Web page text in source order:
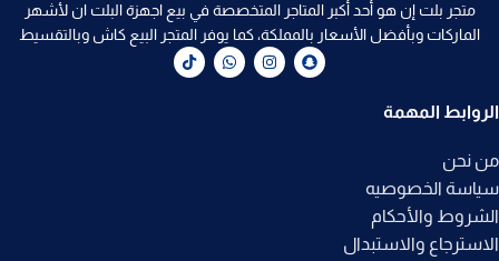
متجر بلت إن هو أحد أكبر المتاجر المتخصصة في بيع اجهزة البلت ان لأشهر
الماركات وبأفضل الأسعار بالمملكة، كما يوفر المتجر البيع كاش وبالتقسيط
الروابط المهمة
من نحن
سياسة الخصوصيه
الشروط والأحكام
الاسترجاع والاستبدال